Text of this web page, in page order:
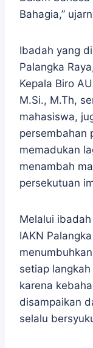
Bahagia,”
Ibadah yang
Palangka
Kepala Biro
M.Si., M.Th,
mahasiswa,
persembahan
memadukan
menambah
persekutuan
Melalui
IAKN
setiap
karena
disampaikan
selalu